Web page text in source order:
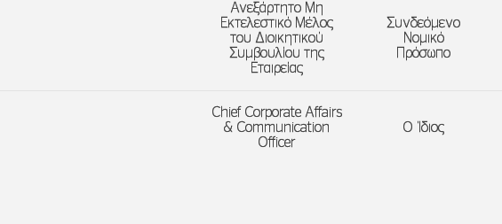
Ανεξάρτητο Μη
Εκτελεστικό Μέλος
του Διοικητικού
Συμβουλίου της
Εταιρείας
Συνδεόμενο
Νομικό
Πρόσωπο
Chief Corporate Affairs
& Communication
Officer
Ο Ίδιος